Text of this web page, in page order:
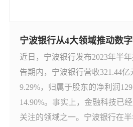
宁波银行从4大领域推动数
近日，宁波银行发布2023年半
告期内，宁波银行营收321.44亿
9.29%，归属于股东的净利润
14.90%。事实上，金融科技已
关注的领域之一。宁波银行在